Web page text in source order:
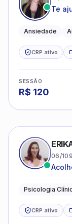
Te
que
Ansiedade
CRP ativo
SESSÃO
R$ 120
06/
Psicologia
CRP ativo